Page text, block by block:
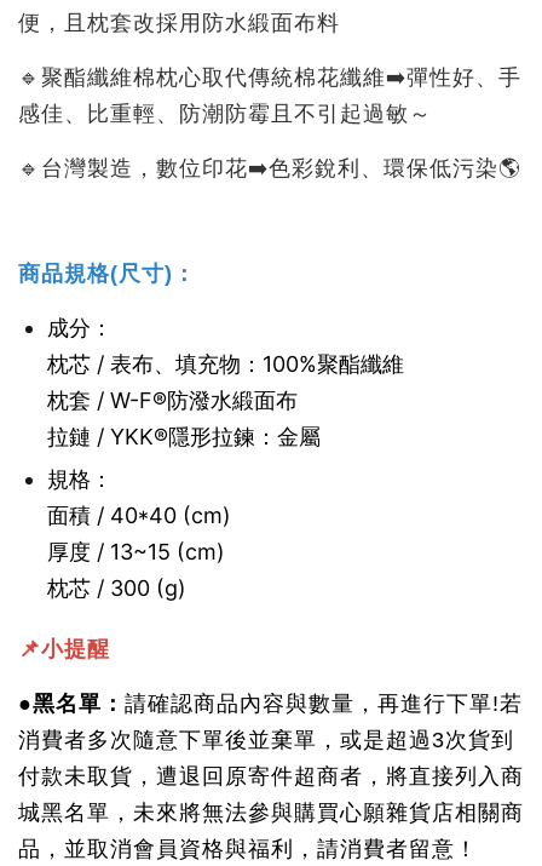
便，且枕套改採用防水緞面布料
🔹聚酯纖維棉枕心取代傳統棉花纖維➡️彈性好、手
感佳、比重輕、防潮防霉且不引起過敏～
🔹台灣製造，數位印花➡️色彩銳利、環保低污染🌎
商品規格(尺寸)：
成分：
枕芯 / 表布、填充物：100%聚酯纖維
枕套 / W-F®防潑水緞面布
拉鏈 / YKK®隱形拉鍊：金屬
規格：
面積 / 40*40 (cm)
厚度 / 13~15 (cm)
枕芯 / 300 (g)
📌小提醒
●黑名單： 請確認商品內容與數量，再進行下單!若
消費者多次隨意下單後並棄單，或是超過3次貨到
付款未取貨，遭退回原寄件超商者，將直接列入商
城黑名單，未來將無法參與購買心願雜貨店相關商
品，並取消會員資格與福利，請消費者留意！